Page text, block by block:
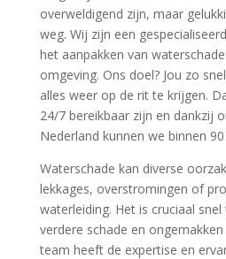
overweldigend zijn, maar
weg.​ Wij zijn een
het aanpakken van
omgeving.​ Ons doel? Jou zo
alles weer op de rit te krijgen.​
24/7 bereikbaar zijn en dankzij
Nederland kunnen we binnen
Waterschade kan diverse
lekkages, overstromingen of
waterleiding.​ Het is cruciaal
verdere schade en
team heeft de expertise en